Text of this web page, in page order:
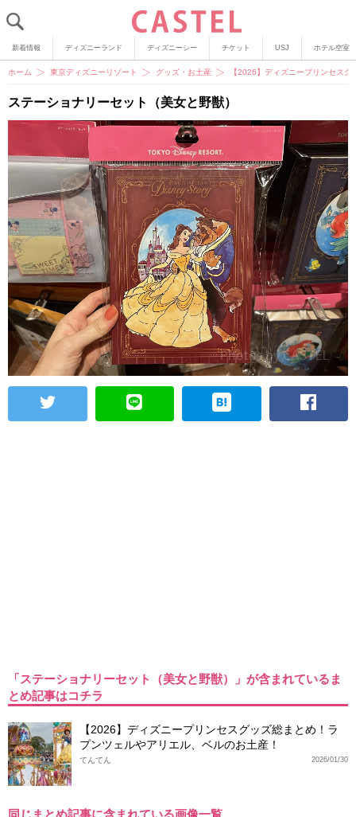
新着情報 ディズニーランド ディズニーシー チケット USJ ホテル空室
ホーム 東京ディズニーリゾート グッズ・お土産 【2026】ディズニープリンセス
ステーショナリーセット（美女と野獣）
「ステーショナリーセット（美女と野獣）」が含まれているま
とめ記事はコチラ
【2026】ディズニープリンセスグッズ総まとめ！ラ
プンツェルやアリエル、ベルのお土産！
2026/01/30
てんてん
同じまとめ記事に含まれている画像一覧